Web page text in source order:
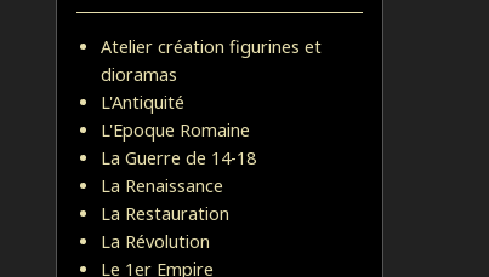
Atelier création figurines et
dioramas
L'Antiquité
L'Epoque Romaine
La Guerre de 14-18
La Renaissance
La Restauration
La Révolution
Le 1er Empire